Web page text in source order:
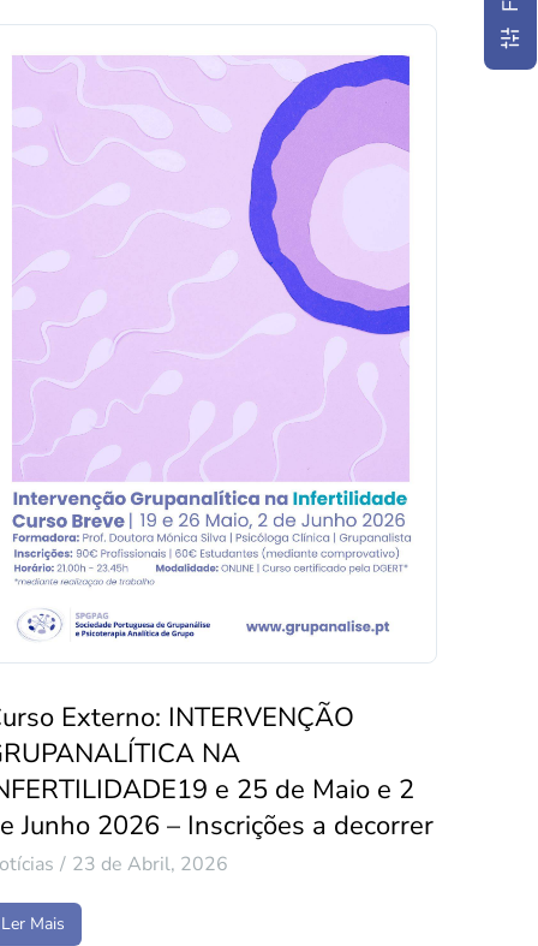
Externo: INTERVENÇÃO
NA
e 25 de Maio e 2
Junho 2026 – Inscrições a decorrer
23 de Abril, 2026
Ler Mais